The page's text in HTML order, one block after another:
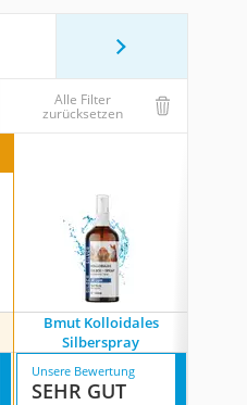
Alle Filter
zurücksetzen
Bmut Kolloidales
Silberspray
Unsere Bewertung
SEHR GUT